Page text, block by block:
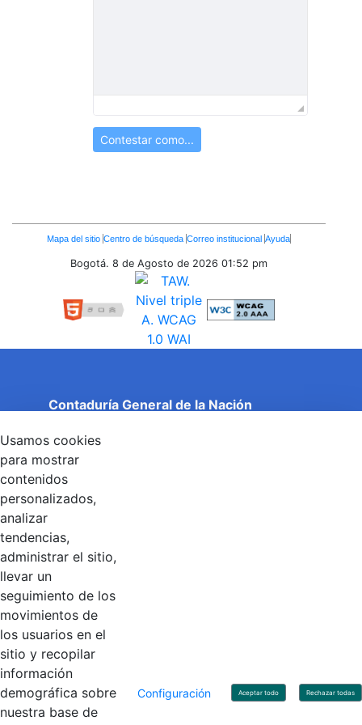
Contestar como...
Enlaces
Inferiores
Mapa del sitio Centro de búsqueda Correo institucional Ayuda
Bogotá. 8 de Agosto de 2026 01:52 pm
Contaduría General de la Nación
Entidad adscrita al Ministerio de Hacienda y Crédito
Público
Torre 1 (Aire) - Piso 15, Bogotá D.C., Colombia
Código Postal: 111071
Linkedin
Contacto
Línea de servicio al ciudadano: +57(601) 492 64 00
Correo Institucional:
Correo de notificaciones judiciales:
notificacionjudicial@contaduria.gov.co
Correo de Asuntos disciplinarios:
Usamos cookies
para mostrar
contenidos
personalizados,
analizar
tendencias,
administrar el sitio,
llevar un
seguimiento de los
movimientos de
los usuarios en el
sitio y recopilar
información
demográfica sobre
nuestra base de
Configuración Aceptar todo Rechazar todas